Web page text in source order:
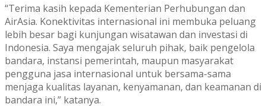
“Terima kasih kepada Kementerian Perhubungan dan
AirAsia. Konektivitas internasional ini membuka peluang
lebih besar bagi kunjungan wisatawan dan investasi di
Indonesia. Saya mengajak seluruh pihak, baik pengelola
bandara, instansi pemerintah, maupun masyarakat
pengguna jasa internasional untuk bersama-sama
menjaga kualitas layanan, kenyamanan, dan keamanan di
bandara ini,” katanya.